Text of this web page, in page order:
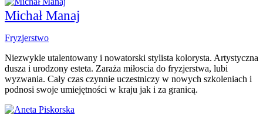
Michał Manaj
Fryzjerstwo
Niezwykle utalentowany i nowatorski stylista kolorysta. Artystyczna
dusza i urodzony esteta. Zaraża miłoscia do fryzjerstwa, lubi
wyzwania. Cały czas czynnie uczestniczy w nowych szkoleniach i
podnosi swoje umiejętności w kraju jak i za granicą.